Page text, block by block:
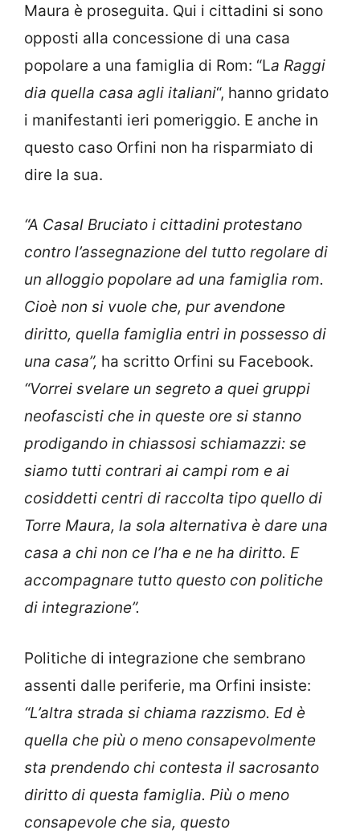
Maura è proseguita. Qui i cittadini si sono
opposti alla concessione di una casa
popolare a una famiglia di Rom: “La Raggi
dia quella casa agli italiani“, hanno gridato
i manifestanti ieri pomeriggio. E anche in
questo caso Orfini non ha risparmiato di
dire la sua.
“A Casal Bruciato i cittadini protestano
contro l’assegnazione del tutto regolare di
un alloggio popolare ad una famiglia rom.
Cioè non si vuole che, pur avendone
diritto, quella famiglia entri in possesso di
una casa”, ha scritto Orfini su Facebook.
“Vorrei svelare un segreto a quei gruppi
neofascisti che in queste ore si stanno
prodigando in chiassosi schiamazzi: se
siamo tutti contrari ai campi rom e ai
cosiddetti centri di raccolta tipo quello di
Torre Maura, la sola alternativa è dare una
casa a chi non ce l’ha e ne ha diritto. E
accompagnare tutto questo con politiche
di integrazione”.
Politiche di integrazione che sembrano
assenti dalle periferie, ma Orfini insiste:
“L’altra strada si chiama razzismo. Ed è
quella che più o meno consapevolmente
sta prendendo chi contesta il sacrosanto
diritto di questa famiglia. Più o meno
consapevole che sia, questo